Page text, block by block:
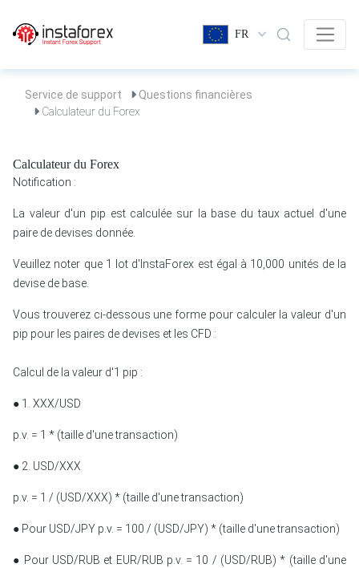
FR
Service de support
Questions financières
Calculateur du Forex
Calculateur du Forex
Notification :
La valeur d'un pip est calculée sur la base du taux actuel d'une
paire de devises donnée.
Veuillez noter que 1 lot d'InstaForex est égal à 10,000 unités de la
devise de base.
Vous trouverez ci-dessous une forme pour calculer la valeur d'un
pip pour les paires de devises et les CFD :
Calcul de la valeur d'1 pip :
● 1. XXX/USD
p.v. = 1 * (taille d'une transaction)
● 2. USD/XXX
p.v. = 1 / (USD/XXX) * (taille d'une transaction)
● Pour USD/JPY p.v. = 100 / (USD/JPY) * (taille d'une transaction)
● Pour USD/RUB et EUR/RUB p.v. = 10 / (USD/RUB) * (taille d'une